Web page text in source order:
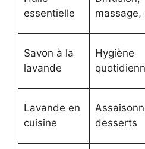
essentielle
massage,
Savon à la
lavande
Hygiène
Lavande en
cuisine
desserts